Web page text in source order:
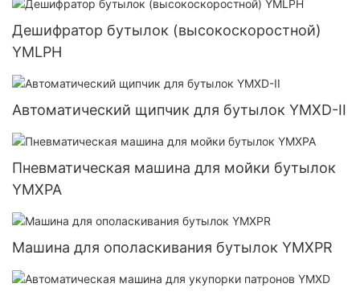
Дешифратор бутылок (высокоскоростной)
YMLPH
Автоматический щипчик для бутылок YMXD-II
Пневматическая машина для мойки бутылок
YMXPA
Машина для ополаскивания бутылок YMXPR